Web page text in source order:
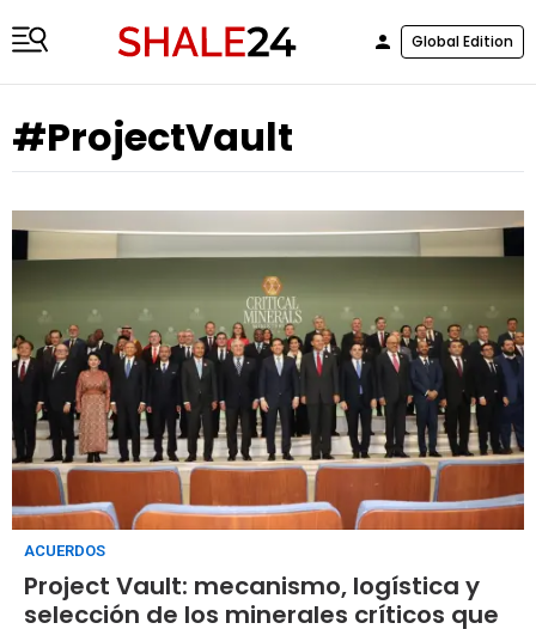
Global Edition
#ProjectVault
ACUERDOS
Project Vault: mecanismo, logística y
selección de los minerales críticos que